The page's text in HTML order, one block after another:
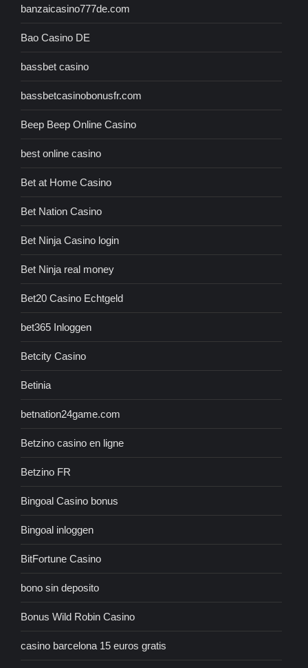
banzaicasino777de.com
Bao Casino DE
bassbet casino
bassbetcasinobonusfr.com
Beep Beep Online Casino
best online casino
Bet at Home Casino
Bet Nation Casino
Bet Ninja Casino login
Bet Ninja real money
Bet20 Casino Echtgeld
bet365 Inloggen
Betcity Casino
Betinia
betnation24game.com
Betzino casino en ligne
Betzino FR
Bingoal Casino bonus
Bingoal inloggen
BitFortune Casino
bono sin deposito
Bonus Wild Robin Casino
casino barcelona 15 euros gratis